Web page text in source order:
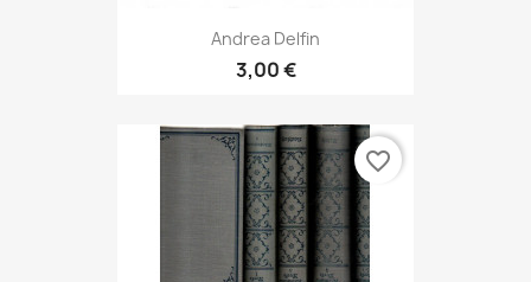
Andrea Delfin
3,00 €
favorite_border